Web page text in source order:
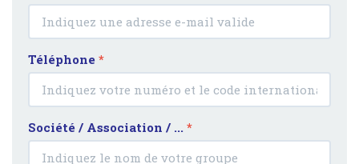
Téléphone *
Société / Association / ... *